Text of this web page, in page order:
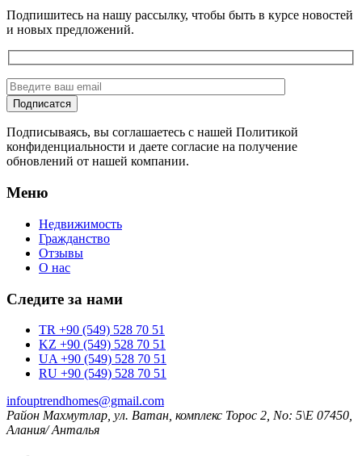
Подпишитесь на нашу рассылку, чтобы быть в курсе новостей
и новых предложений.
Подписываясь, вы соглашаетесь с нашей Политикой
конфиденциальности и даете согласие на получение
обновлений от нашей компании.
Меню
Недвижимость
Гражданство
Отзывы
О нас
Следите за нами
TR +90 (549) 528 70 51
KZ +90 (549) 528 70 51
UA +90 (549) 528 70 51
RU +90 (549) 528 70 51
infouptrendhomes@gmail.com
Район Махмутлар, ул. Ватан, комплекс Торос 2, No: 5\Е 07450,
Алания/ Анталья